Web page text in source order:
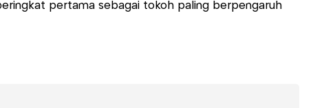
pertama sebagai tokoh paling berpengaruh